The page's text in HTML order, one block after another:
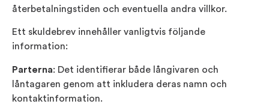
återbetalningstiden och eventuella andra villkor.
Ett skuldebrev innehåller vanligtvis följande
information:
Parterna: Det identifierar både långivaren och
låntagaren genom att inkludera deras namn och
kontaktinformation.